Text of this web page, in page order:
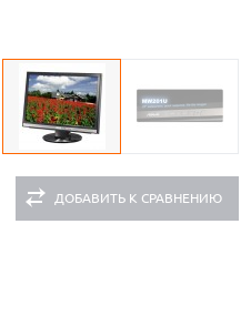
ДОБАВИТЬ К СРАВНЕНИЮ